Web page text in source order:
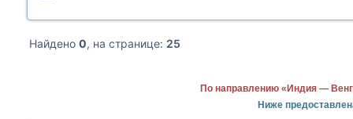
Найдено 0, на странице: 25
По направлению «Индия —
Ниже